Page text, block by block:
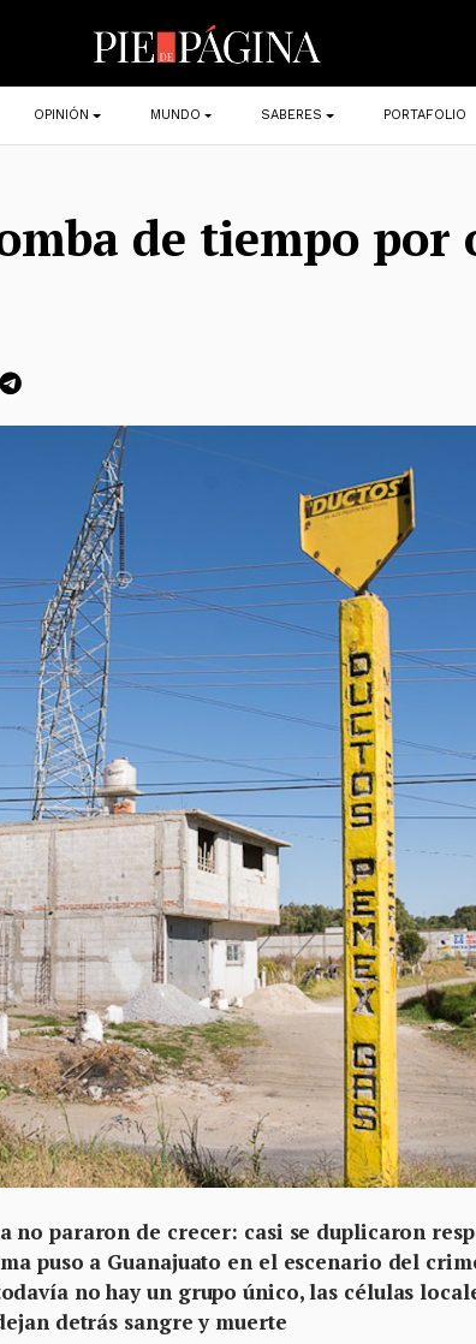
OPINIÓN MUNDO SABERES PORTAFOLIO
de tiempo por
no pararon de crecer: casi se duplicaron
puso a Guanajuato en el escenario del
no hay un grupo único, las células
detrás sangre y muerte